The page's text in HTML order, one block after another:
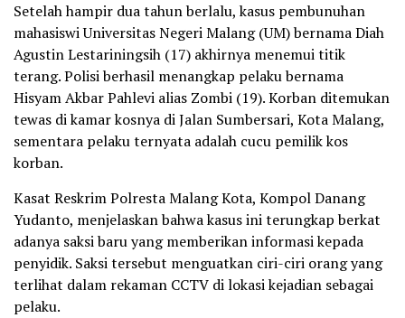
Setelah hampir dua tahun berlalu, kasus pembunuhan
mahasiswi Universitas Negeri Malang (UM) bernama Diah
Agustin Lestariningsih (17) akhirnya menemui titik
terang. Polisi berhasil menangkap pelaku bernama
Hisyam Akbar Pahlevi alias Zombi (19). Korban ditemukan
tewas di kamar kosnya di Jalan Sumbersari, Kota Malang,
sementara pelaku ternyata adalah cucu pemilik kos
korban.
Kasat Reskrim Polresta Malang Kota, Kompol Danang
Yudanto, menjelaskan bahwa kasus ini terungkap berkat
adanya saksi baru yang memberikan informasi kepada
penyidik. Saksi tersebut menguatkan ciri-ciri orang yang
terlihat dalam rekaman CCTV di lokasi kejadian sebagai
pelaku.